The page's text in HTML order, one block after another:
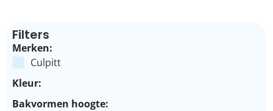
Filters
Merken:
Culpitt
Kleur:
Bakvormen hoogte: